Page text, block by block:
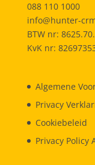
088 110 1000
info@hunter-
BTW nr:
KvK nr:
Algemene
Privacy
Cookiebeleid
Privacy Policy